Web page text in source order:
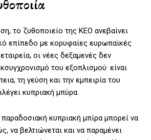
το ζυθοποιείο της ΚΕΟ ανεβαίνει
επίπεδο με κορυφαίες ευρωπαϊκές
οι νέες δεξαμενές δεν
του εξοπλισμού· είναι
τη γεύση και την εμπειρία του
κυπριακή μπύρα.
κυπριακή μπίρα μπορεί να
να βελτιώνεται και να παραμένει